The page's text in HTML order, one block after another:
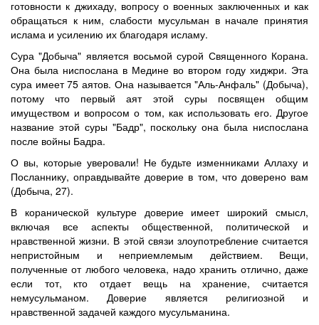
готовности к джихаду, вопросу о военных заключенных и как
обращаться к ним, слабости мусульман в начале принятия
ислама и усилению их благодаря исламу.
Сура "Добыча" является восьмой сурой Священного Корана.
Она была ниспослана в Медине во втором году хиджри. Эта
сура имеет 75 аятов. Она называется "Аль-Анфаль" (Добыча),
потому что первый аят этой суры посвящен общим
имуществом и вопросом о том, как использовать его. Другое
название этой суры "Бадр", поскольку она была ниспослана
после войны Бадра.
О вы, которые уверовали! Не будьте изменниками Аллаху и
Посланнику, оправдывайте доверие в том, что доверено вам
(Добыча, 27).
В коранической культуре доверие имеет широкий смысл,
включая все аспекты общественной, политической и
нравственной жизни. В этой связи злоупотребление считается
непристойным и неприемлемым действием. Вещи,
полученные от любого человека, надо хранить отлично, даже
если тот, кто отдает вещь на хранение, считается
немусульманом. Доверие является религиозной и
нравственной задачей каждого мусульманина.